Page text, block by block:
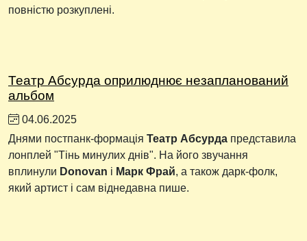
повністю розкуплені.
Театр Абсурда оприлюднює незапланований
альбом
04.06.2025
Днями постпанк-формація Театр Абсурда представила
лонплей "Тінь минулих днів". На його звучання
вплинули Donovan і Марк Фрай, а також дарк-фолк,
який артист і сам віднедавна пише.